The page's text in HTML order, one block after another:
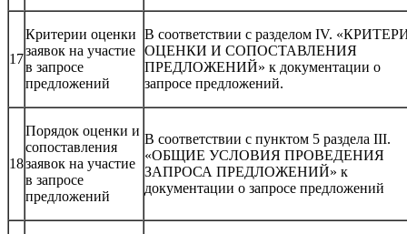
17
Критерии оценки
заявок на участие
в запросе
предложений
В соответствии с разделом IV.
ОЦЕНКИ И СОПОСТАВЛЕНИЯ
ПРЕДЛОЖЕНИЙ» к документации о
запросе предложений.
18
Порядок оценки и
сопоставления
заявок на участие
в запросе
предложений
В соответствии с пунктом 5 раздела III.
«ОБЩИЕ УСЛОВИЯ ПРОВЕДЕНИЯ
ЗАПРОСА ПРЕДЛОЖЕНИЙ» к
документации о запросе предложений